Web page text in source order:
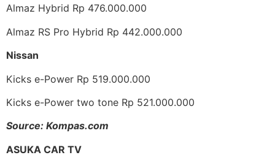
Almaz Hybrid Rp 476.000.000
Almaz RS Pro Hybrid Rp 442.000.000
Nissan
Kicks e-Power Rp 519.000.000
Kicks e-Power two tone Rp 521.000.000
Source: Kompas.com
ASUKA CAR TV